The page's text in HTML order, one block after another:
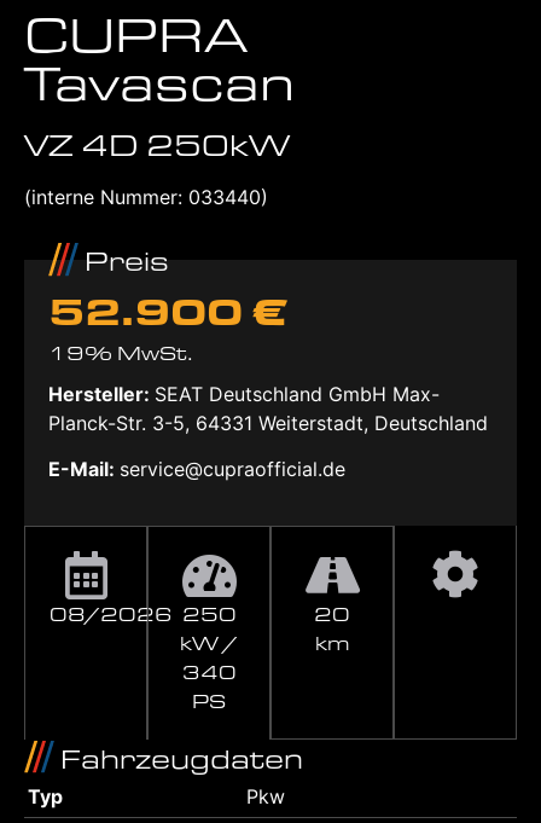
CUPRA
Tavascan
VZ 4D 250kW
(interne Nummer: 033440)
08/2026 250
kW /
340
PS
20
km
Fahrzeugdaten
Typ Pkw
Preis
52.900 €
19% MwSt.
Hersteller: SEAT Deutschland GmbH Max-
Planck-Str. 3-5, 64331 Weiterstadt, Deutschland
E-Mail: service@cupraofficial.de